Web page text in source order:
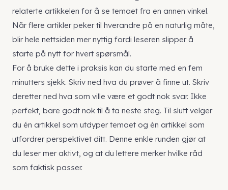
relaterte artikkelen for å se temaet fra en annen vinkel.
Når flere artikler peker til hverandre på en naturlig måte,
blir hele nettsiden mer nyttig fordi leseren slipper å
starte på nytt for hvert spørsmål.
For å bruke dette i praksis kan du starte med en fem
minutters sjekk. Skriv ned hva du prøver å finne ut. Skriv
deretter ned hva som ville være et godt nok svar. Ikke
perfekt, bare godt nok til å ta neste steg. Til slutt velger
du én artikkel som utdyper temaet og én artikkel som
utfordrer perspektivet ditt. Denne enkle runden gjør at
du leser mer aktivt, og at du lettere merker hvilke råd
som faktisk passer.